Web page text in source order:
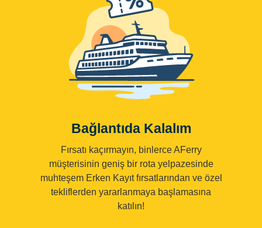
Bağlantıda Kalalım
Fırsatı kaçırmayın, binlerce AFerry
müşterisinin geniş bir rota yelpazesinde
muhteşem Erken Kayıt fırsatlarından ve özel
tekliflerden yararlanmaya başlamasına
katılın!